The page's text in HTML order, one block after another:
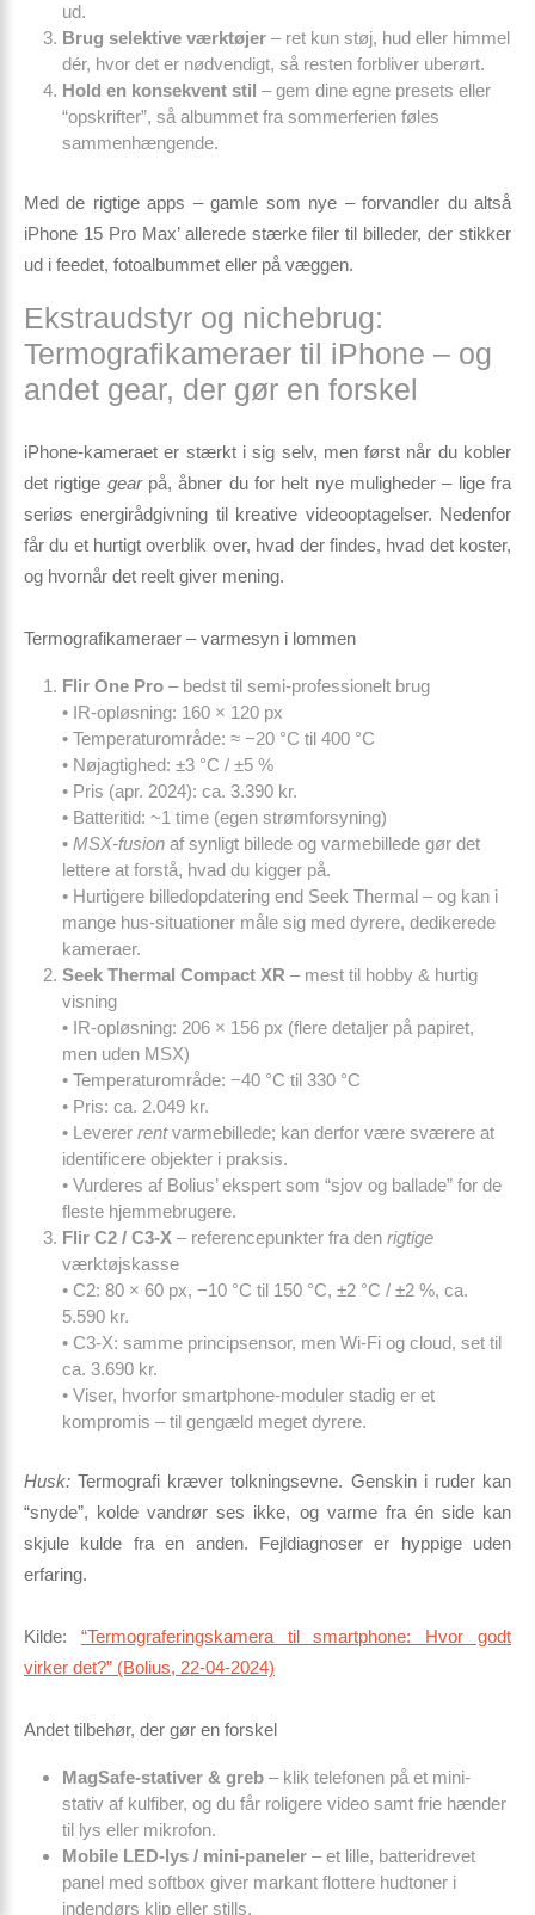
ud.
Brug selektive værktøjer – ret kun støj, hud eller himmel
dér, hvor det er nødvendigt, så resten forbliver uberørt.
Hold en konsekvent stil – gem dine egne presets eller
“opskrifter”, så albummet fra sommerferien føles
sammenhængende.
Med de rigtige apps – gamle som nye – forvandler du altså
iPhone 15 Pro Max’ allerede stærke filer til billeder, der stikker
ud i feedet, fotoalbummet eller på væggen.
Ekstraudstyr og nichebrug:
Termografikameraer til iPhone – og
andet gear, der gør en forskel
iPhone-kameraet er stærkt i sig selv, men først når du kobler
det rigtige gearpå, åbner du for helt nye muligheder – lige fra
seriøs energirådgivning til kreative videooptagelser. Nedenfor
får du et hurtigt overblik over, hvad der findes, hvad det koster,
og hvornår det reelt giver mening.
Termografikameraer – varmesyn i lommen
Flir One Pro – bedst til semi-professionelt brug
• IR-opløsning: 160 × 120 px
• Temperatur­område: ≈ −20 °C til 400 °C
• Nøjagtighed: ±3 °C / ±5 %
• Pris (apr. 2024): ca. 3.390 kr.
• Batteritid: ~1 time (egen strømforsyning)
• MSX-fusion af synligt billede og varmebillede gør det
lettere at forstå, hvad du kigger på.
• Hurtigere billedopdatering end Seek Thermal – og kan i
mange hus-situationer måle sig med dyrere, dedikerede
kameraer.
Seek Thermal Compact XR – mest til hobby & hurtig
visning
• IR-opløsning: 206 × 156 px (flere detaljer på papiret,
men uden MSX)
• Temperatur­område: −40 °C til 330 °C
• Pris: ca. 2.049 kr.
• Leverer rentvarmebillede; kan derfor være sværere at
identificere objekter i praksis.
• Vurderes af Bolius’ ekspert som “sjov og ballade” for de
fleste hjemmebrugere.
Flir C2 / C3-X – referencepunkter fra den rigtige
værktøjskasse
• C2: 80 × 60 px, −10 °C til 150 °C, ±2 °C / ±2 %, ca.
5.590 kr.
• C3-X: samme principsensor, men Wi-Fi og cloud, set til
ca. 3.690 kr.
• Viser, hvorfor smartphone-moduler stadig er et
kompromis – til gengæld meget dyrere.
Husk: Termografi kræver tolknings­evne. Genskin i ruder kan
“snyde”, kolde vandrør ses ikke, og varme fra én side kan
skjule kulde fra en anden. Fejl­diagnoser er hyppige uden
erfaring.
Kilde: “Termograferingskamera til smartphone: Hvor godt
virker det?” (Bolius, 22-04-2024)
Andet tilbehør, der gør en forskel
MagSafe-stativer & greb – klik telefonen på et mini-
stativ af kulfiber, og du får roligere video samt frie hænder
til lys eller mikrofon.
Mobile LED-lys / mini-paneler – et lille, batteridrevet
panel med softbox giver markant flottere hudtoner i
indendørs klip eller stills.